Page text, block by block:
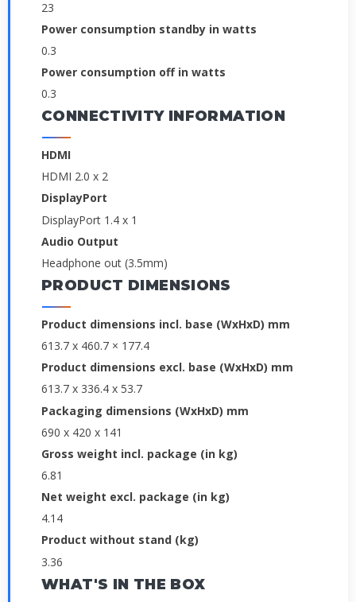
23
Power consumption standby in watts
0.3
Power consumption off in watts
0.3
CONNECTIVITY INFORMATION
HDMI
HDMI 2.0 x 2
DisplayPort
DisplayPort 1.4 x 1
Audio Output
Headphone out (3.5mm)
PRODUCT DIMENSIONS
Product dimensions incl. base (WxHxD) mm
613.7 x 460.7 × 177.4
Product dimensions excl. base (WxHxD) mm
613.7 x 336.4 x 53.7
Packaging dimensions (WxHxD) mm
690 x 420 x 141
Gross weight incl. package (in kg)
6.81
Net weight excl. package (in kg)
4.14
Product without stand (kg)
3.36
WHAT'S IN THE BOX